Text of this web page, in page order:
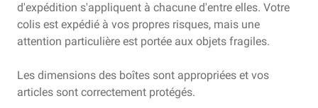
d'expédition s'appliquent à chacune d'entre elles. Votre
colis est expédié à vos propres risques, mais une
attention particulière est portée aux objets fragiles.
Les dimensions des boîtes sont appropriées et vos
articles sont correctement protégés.